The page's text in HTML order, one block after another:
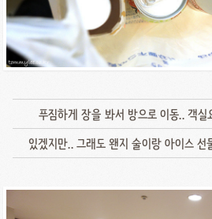
푸짐하게 장을 봐서 방으로 이동.. 객
있겠지만.. 그래도 왠지 술이랑 아이스 선